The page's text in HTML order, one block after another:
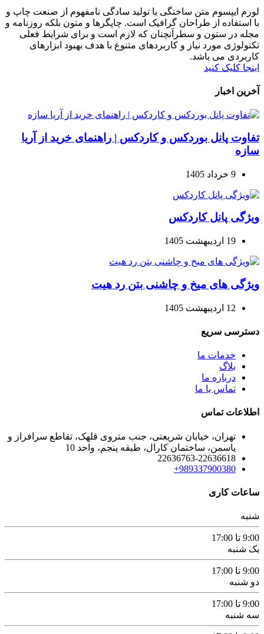
لورم ایپسوم متن ساختگی با تولید سادگی نامفهوم از صنعت چاپ و
با استفاده از طراحان گرافیک است. چاپگرها و متون بلکه روزنامه و
مجله در ستون و سطرآنچنان که لازم است و برای شرایط فعلی
تکنولوژی مورد نیاز و کاربردهای متنوع با هدف بهبود ابزارهای
کاربردی می باشد.
اینجا کلیک کنید
آخرین اخبار
تفاوت پانل بوردکس و کاردکس | راهنمای خرید از آریا
سازه
9 خرداد 1405
ویژگی پانل کاردکس
19 اردیبهشت 1405
ویژگی های میخ و چاشنی بتن رد هیت
12 اردیبهشت 1405
دسترسی سریع
خدمات ما
بلاگ
درباره ما
تماس با ما
اطلاعات تماس
تهران، خیابان شریعتی، جنب متروی قلهک، تقاطع سرافراز و
یاسمن، ساختمان کارال، طبقه پنجم، واحد 10
22636763-22636618
989337900380+
ساعات کاری
شنبه
9:00 تا 17:00
یک شنبه
9:00 تا 17:00
دو شنبه
9:00 تا 17:00
سه شنبه